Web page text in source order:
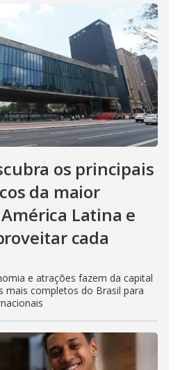
os principais
da maior
Latina e
cada
e atrações fazem da capital
mais completos do Brasil para